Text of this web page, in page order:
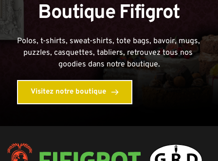
Boutique Fifigrot
Polos, t-shirts, sweat-shirts, tote bags, bavoir, mugs,
puzzles, casquettes, tabliers, retrouvez tous nos
goodies dans notre boutique.
Visitez notre boutique